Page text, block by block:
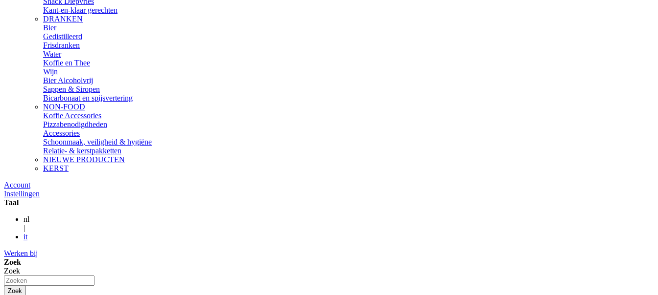
Kant-en-klaar gerechten
DRANKEN
Bier
Gedistilleerd
Frisdranken
Water
Koffie en Thee
Wijn
Bier Alcoholvrij
Sappen & Siropen
Bicarbonaat en spijsvertering
NON-FOOD
Koffie Accessories
Pizzabenodigdheden
Accessories
Schoonmaak, veiligheid & hygiëne
Relatie- & kerstpakketten
NIEUWE PRODUCTEN
KERST
Account
Instellingen
Taal
nl
|
it
Werken bij
Zoek
Zoek
Zoek